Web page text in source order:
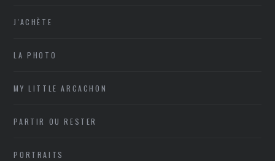
J'ACHÈTE
LA PHOTO
MY LITTLE ARCACHON
PARTIR OU RESTER
PORTRAITS